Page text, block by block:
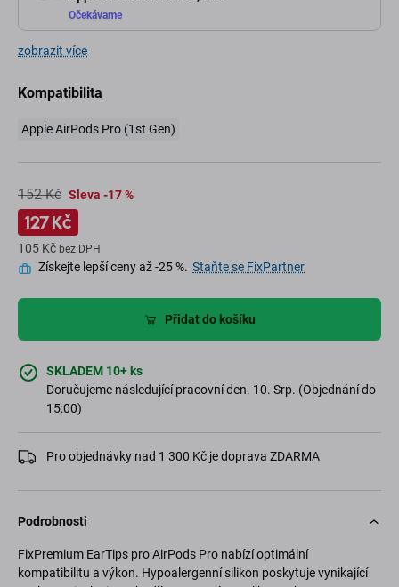
Očekávame
zobrazit více
Kompatibilita
Apple AirPods Pro (1st Gen)
152 Kč Sleva -17 %
127 Kč
105 Kč bez DPH
Získejte lepší ceny až -25 %. Staňte se FixPartner
Přidat do košíku
SKLADEM 10+ ks
Doručujeme následující pracovní den. 10. Srp. (Objednání do
15:00)
Pro objednávky nad 1 300 Kč je doprava ZDARMA
Podrobnosti
FixPremium EarTips pro AirPods Pro nabízí optimální
kompatibilitu a výkon. Hypoalergenní silikon poskytuje vynikající